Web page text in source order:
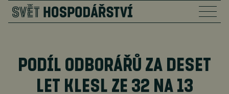
PODÍL ODBORÁŘŮ ZA DESET
LET KLESL ZE 32 NA 13